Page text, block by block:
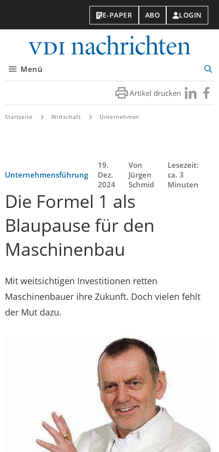
E-PAPER ABO LOGIN
Menü
Artikel drucken Besuchen
Sie
Sie
Startseite Wirtschaft Unternehmen
Unternehmensführung
19.
Dez.
2024
Von
Jürgen
Schmid
Lesezeit:
ca. 3
Minuten
Die Formel 1 als
Blaupause für den
Maschinenbau
Mit weitsichtigen Investitionen retten
Maschinenbauer ihre Zukunft. Doch vielen fehlt
der Mut dazu.